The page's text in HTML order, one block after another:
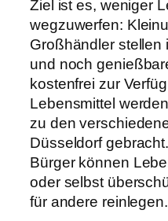
Ziel ist es, weniger
wegzuwerfen:
Großhändler stellen
und noch
kostenfrei zur
Lebensmittel
zu den
Düsseldorf
Bürger können
oder selbst
für andere reinlegen.